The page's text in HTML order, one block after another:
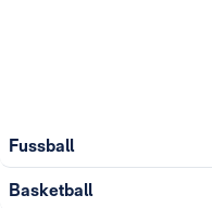
Fussball
Basketball